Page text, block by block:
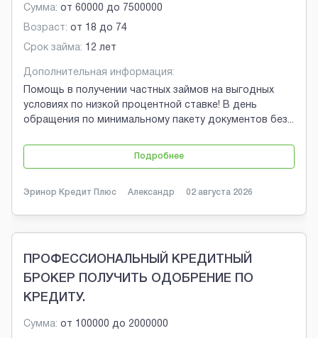
Сумма: от 60000 до 7500000
Возраст: от 18 до 74
Срок займа: 12 лет
Дополнительная информация:
Помощь в получении частных займов на выгодных
условиях по низкой процентной ставке! В день
обращения по минимальному пакету документов без...
Подробнее
Эринор Кредит Плюс Александр 02 августа 2026
ПРОФЕССИОНАЛЬНЫЙ КРЕДИТНЫЙ
БРОКЕР ПОЛУЧИТЬ ОДОБРЕНИЕ ПО
КРЕДИТУ.
Сумма: от 100000 до 2000000